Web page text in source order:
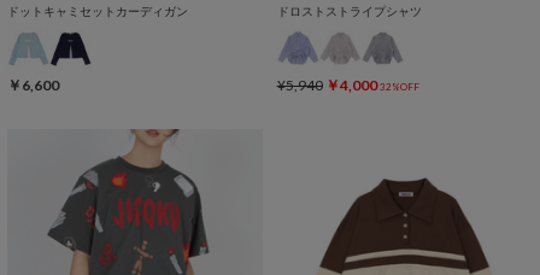
ドットキャミセットカーディガン
￥6,600
ドロストストライプシャツ
¥5,940 ￥4,000 32%OFF